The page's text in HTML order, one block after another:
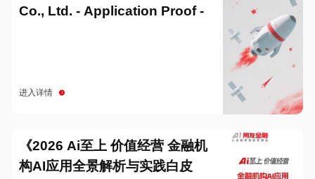
Co., Ltd. - Application Proof -
进入详情
《2026 Ai至上 价值经营 金融机
构AI应用全景解析与实践白皮